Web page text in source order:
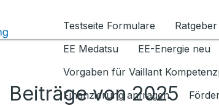
Testseite Formulare
Ratgeber
EE Medatsu
EE-Energie neu
Vorgaben für Vaillant
Finanzierung anfragen
Beiträge von 2025